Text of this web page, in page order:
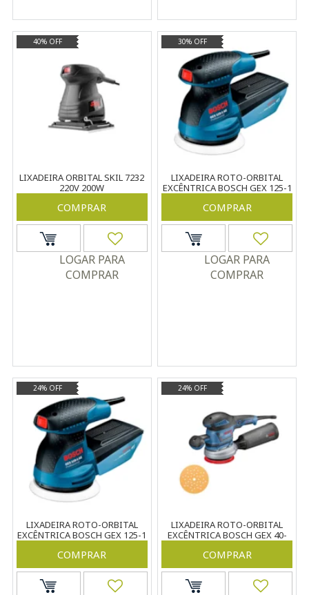
40% OFF
LIXADEIRA ORBITAL SKIL 7232
220V 200W
COMPRAR
LOGAR PARA
COMPRAR
30% OFF
LIXADEIRA ROTO-ORBITAL
EXCÊNTRICA BOSCH GEX 125-1
COMPRAR
LOGAR PARA
COMPRAR
24% OFF
LIXADEIRA ROTO-ORBITAL
EXCÊNTRICA BOSCH GEX 125-1
COMPRAR
24% OFF
LIXADEIRA ROTO-ORBITAL
EXCÊNTRICA BOSCH GEX 40-
COMPRAR